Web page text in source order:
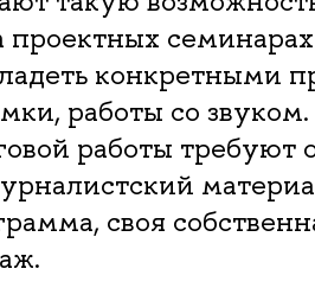
проектных
конкретными
работы со
работы требуют
своя